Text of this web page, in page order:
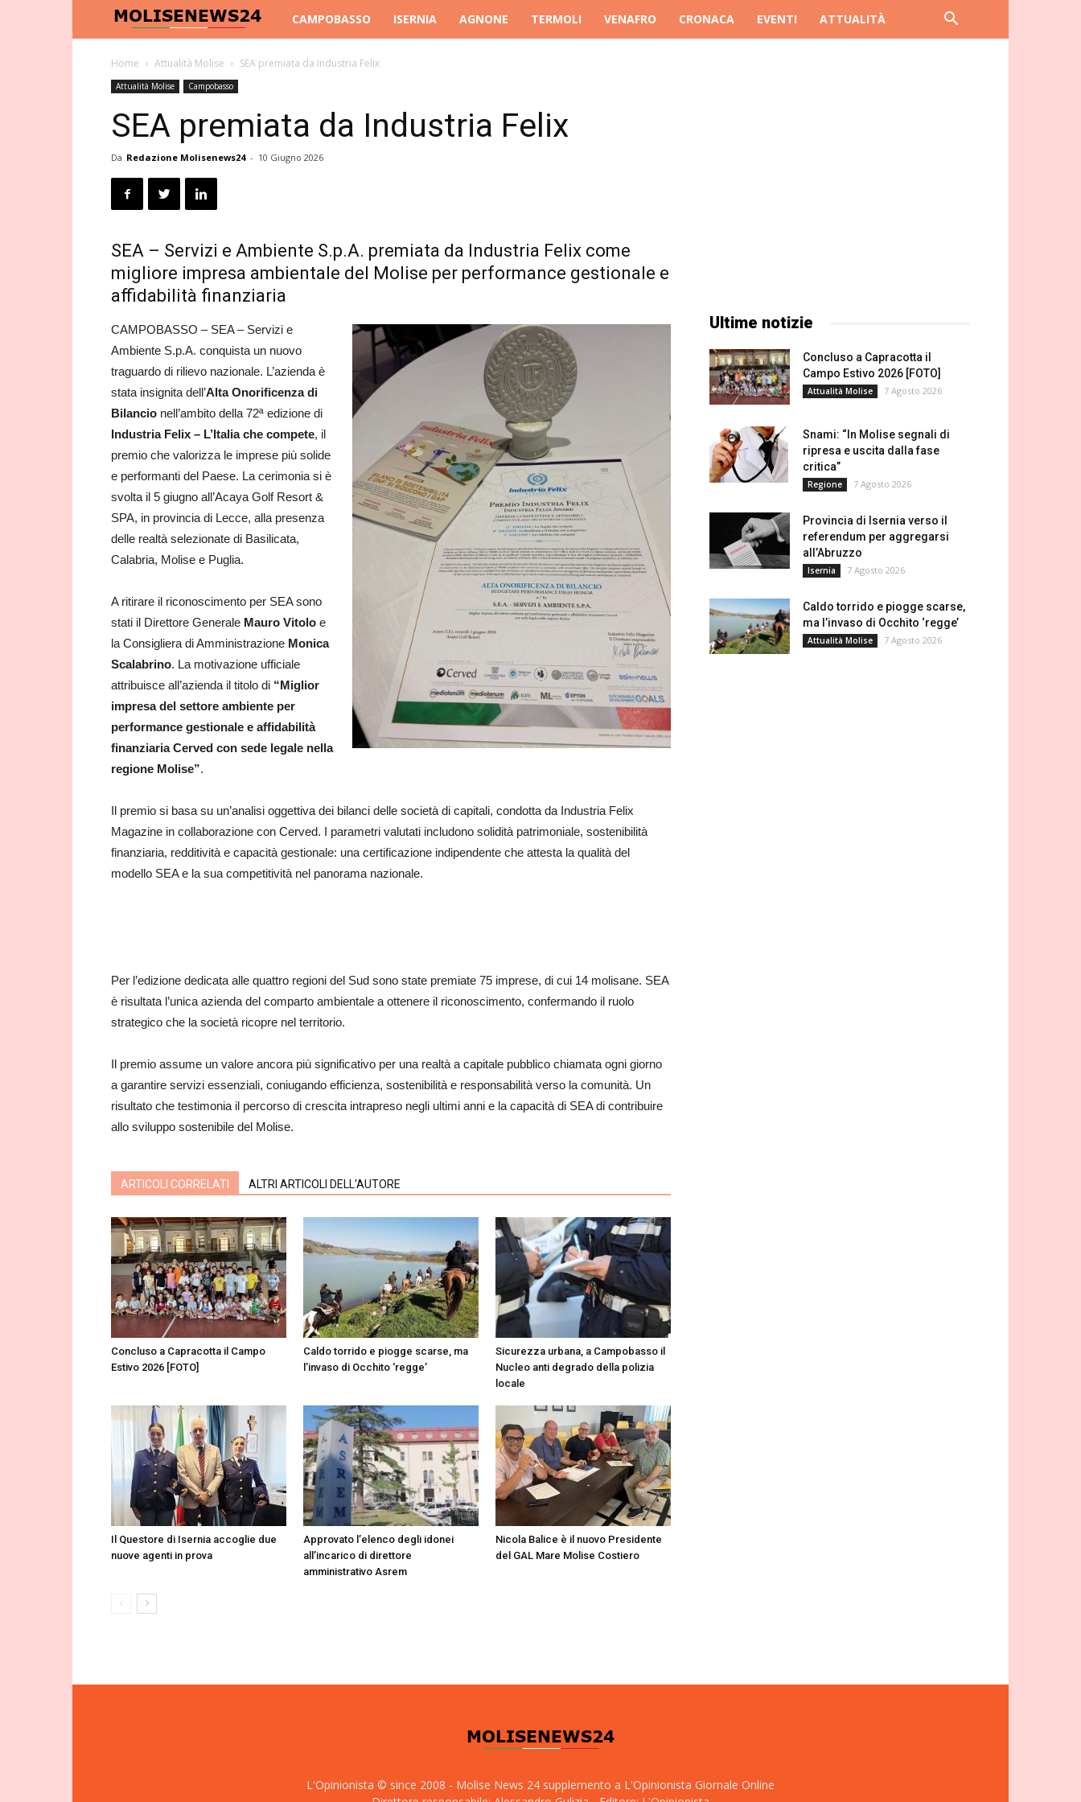
Molise
News
CAMPOBASSO ISERNIA AGNONE TERMOLI VENAFRO CRONACA EVENTI ATTUALITÀ
Home Attualità Molise SEA premiata da Industria Felix
Attualità Molise Campobasso
SEA premiata da Industria Felix
Da Redazione Molisenews24 - 10 Giugno 2026
SEA – Servizi e Ambiente S.p.A. premiata da Industria Felix come
migliore impresa ambientale del Molise per performance gestionale e
affidabilità finanziaria
CAMPOBASSO – SEA – Servizi e
Ambiente S.p.A. conquista un nuovo
traguardo di rilievo nazionale. L’azienda è
stata insignita dell’Alta Onorificenza di
Bilancio nell’ambito della 72ª edizione di
Industria Felix – L’Italia che compete, il
premio che valorizza le imprese più solide
e performanti del Paese. La cerimonia si è
svolta il 5 giugno all’Acaya Golf Resort &
SPA, in provincia di Lecce, alla presenza
delle realtà selezionate di Basilicata,
Calabria, Molise e Puglia.
A ritirare il riconoscimento per SEA sono
stati il Direttore Generale Mauro Vitolo e
la Consigliera di Amministrazione Monica
Scalabrino. La motivazione ufficiale
attribuisce all’azienda il titolo di “Miglior
impresa del settore ambiente per
performance gestionale e affidabilità
finanziaria Cerved con sede legale nella
regione Molise”.
Il premio si basa su un’analisi oggettiva dei bilanci delle società di capitali, condotta da Industria Felix
Magazine in collaborazione con Cerved. I parametri valutati includono solidità patrimoniale, sostenibilità
finanziaria, redditività e capacità gestionale: una certificazione indipendente che attesta la qualità del
modello SEA e la sua competitività nel panorama nazionale.
Per l’edizione dedicata alle quattro regioni del Sud sono state premiate 75 imprese, di cui 14 molisane. SEA
è risultata l’unica azienda del comparto ambientale a ottenere il riconoscimento, confermando il ruolo
strategico che la società ricopre nel territorio.
Il premio assume un valore ancora più significativo per una realtà a capitale pubblico chiamata ogni giorno
a garantire servizi essenziali, coniugando efficienza, sostenibilità e responsabilità verso la comunità. Un
risultato che testimonia il percorso di crescita intrapreso negli ultimi anni e la capacità di SEA di contribuire
allo sviluppo sostenibile del Molise.
ARTICOLI CORRELATI ALTRI ARTICOLI DELL'AUTORE
Concluso a Capracotta il Campo
Estivo 2026 [FOTO]
Caldo torrido e piogge scarse, ma
l’invaso di Occhito ‘regge’
Sicurezza urbana, a Campobasso il
Nucleo anti degrado della polizia
locale
Il Questore di Isernia accoglie due
nuove agenti in prova
Approvato l’elenco degli idonei
all’incarico di direttore
amministrativo Asrem
Nicola Balice è il nuovo Presidente
del GAL Mare Molise Costiero
Ultime notizie
Concluso a Capracotta il
Campo Estivo 2026 [FOTO]
Attualità Molise 7 Agosto 2026
Snami: “In Molise segnali di
ripresa e uscita dalla fase
critica”
Regione 7 Agosto 2026
Provincia di Isernia verso il
referendum per aggregarsi
all’Abruzzo
Isernia 7 Agosto 2026
Caldo torrido e piogge scarse,
ma l’invaso di Occhito ‘regge’
Attualità Molise 7 Agosto 2026
L'Opinionista © since 2008 - Molise News 24 supplemento a L'Opinionista Giornale Online